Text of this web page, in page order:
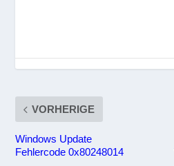
VORHERIGE
Windows Update
Fehlercode 0x80248014